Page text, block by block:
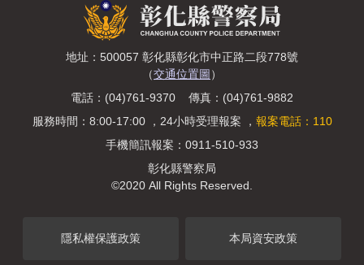
地址：500057 彰化縣彰化市中正路二段778號
（交通位置圖 ）
電話：(04)761-9370 傳真：(04)761-9882
服務時間：8:00-17:00 ，24小時受理報案 ， 報案電話：110
手機簡訊報案：0911-510-933
彰化縣警察局
©2020 All Rights Reserved.
隱私權保護政策 本局資安政策